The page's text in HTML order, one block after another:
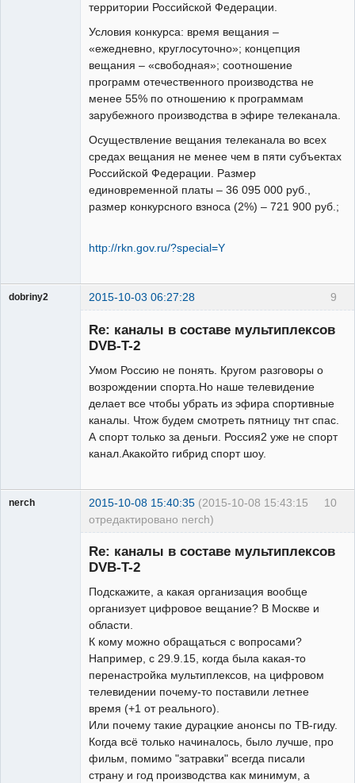
территории Российской Федерации.
Условия конкурса: время вещания –
«ежедневно, круглосуточно»; концепция
вещания – «свободная»; соотношение
программ отечественного производства не
менее 55% по отношению к программам
зарубежного производства в эфире телеканала.
Осуществление вещания телеканала во всех
средах вещания не менее чем в пяти субъектах
Российской Федерации. Размер
единовременной платы – 36 095 000 руб.,
размер конкурсного взноса (2%) – 721 900 руб.;
http://rkn.gov.ru/?special=Y
9
dobriny2 2015-10-03 06:27:28
Re: каналы в составе мультиплексов
DVB-T-2
Умом Россию не понять. Кругом разговоры о
возрождении спорта.Но наше телевидение
делает все чтобы убрать из эфира спортивные
каналы. Чтож будем смотреть пятницу тнт спас.
А спорт только за деньги. Россия2 уже не спорт
канал.Акакойто гибрид спорт шоу.
10
nerch 2015-10-08 15:40:35 (2015-10-08 15:43:15
отредактировано nerch)
Re: каналы в составе мультиплексов
DVB-T-2
Подскажите, а какая организация вообще
организует цифровое вещание? В Москве и
области.
К кому можно обращаться с вопросами?
Например, с 29.9.15, когда была какая-то
перенастройка мультиплексов, на цифровом
телевидении почему-то поставили летнее
время (+1 от реального).
Или почему такие дурацкие анонсы по ТВ-гиду.
Когда всё только начиналось, было лучше, про
фильм, помимо "затравки" всегда писали
страну и год производства как минимум, а